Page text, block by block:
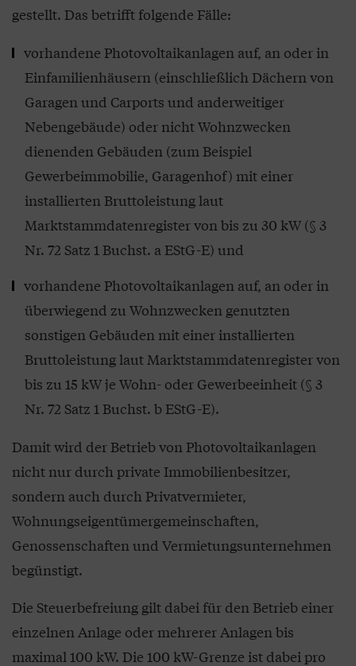
gestellt. Das betrifft folgende Fälle:
vorhandene Photovoltaikanlagen auf, an oder in
Einfamilienhäusern (einschließlich Dächern von
Garagen und Carports und anderweitiger
Nebengebäude) oder nicht Wohnzwecken
dienenden Gebäuden (zum Beispiel
Gewerbeimmobilie, Garagenhof) mit einer
installierten Bruttoleistung laut
Marktstammdatenregister von bis zu 30 kW (§ 3
Nr. 72 Satz 1 Buchst. a EStG-E) und
vorhandene Photovoltaikanlagen auf, an oder in
überwiegend zu Wohnzwecken genutzten
sonstigen Gebäuden mit einer installierten
Bruttoleistung laut Marktstammdatenregister von
bis zu 15 kW je Wohn- oder Gewerbeeinheit (§ 3
Nr. 72 Satz 1 Buchst. b EStG-E).
Damit wird der Betrieb von Photovoltaikanlagen
nicht nur durch private Immobilienbesitzer,
sondern auch durch Privatvermieter,
Wohnungseigentümergemeinschaften,
Genossenschaften und Vermietungsunternehmen
begünstigt.
Die Steuerbefreiung gilt dabei für den Betrieb einer
einzelnen Anlage oder mehrerer Anlagen bis
maximal 100 kW. Die 100 kW-Grenze ist dabei pro